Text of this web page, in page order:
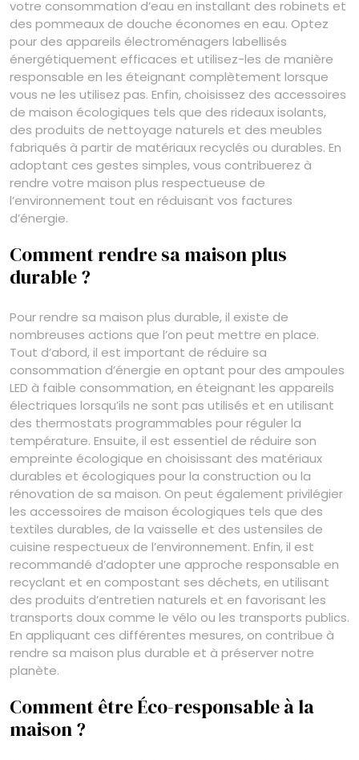
votre consommation d’eau en installant des robinets et
des pommeaux de douche économes en eau. Optez
pour des appareils électroménagers labellisés
énergétiquement efficaces et utilisez-les de manière
responsable en les éteignant complètement lorsque
vous ne les utilisez pas. Enfin, choisissez des accessoires
de maison écologiques tels que des rideaux isolants,
des produits de nettoyage naturels et des meubles
fabriqués à partir de matériaux recyclés ou durables. En
adoptant ces gestes simples, vous contribuerez à
rendre votre maison plus respectueuse de
l’environnement tout en réduisant vos factures
d’énergie.
Comment rendre sa maison plus
durable ?
Pour rendre sa maison plus durable, il existe de
nombreuses actions que l’on peut mettre en place.
Tout d’abord, il est important de réduire sa
consommation d’énergie en optant pour des ampoules
LED à faible consommation, en éteignant les appareils
électriques lorsqu’ils ne sont pas utilisés et en utilisant
des thermostats programmables pour réguler la
température. Ensuite, il est essentiel de réduire son
empreinte écologique en choisissant des matériaux
durables et écologiques pour la construction ou la
rénovation de sa maison. On peut également privilégier
les accessoires de maison écologiques tels que des
textiles durables, de la vaisselle et des ustensiles de
cuisine respectueux de l’environnement. Enfin, il est
recommandé d’adopter une approche responsable en
recyclant et en compostant ses déchets, en utilisant
des produits d’entretien naturels et en favorisant les
transports doux comme le vélo ou les transports publics.
En appliquant ces différentes mesures, on contribue à
rendre sa maison plus durable et à préserver notre
planète.
Comment être Éco-responsable à la
maison ?